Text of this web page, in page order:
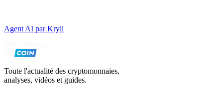
Agent AI par Kryll
Toute l'actualité des cryptomonnaies,
analyses, vidéos et guides.